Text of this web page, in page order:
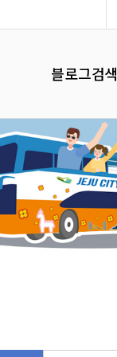
블로그검색